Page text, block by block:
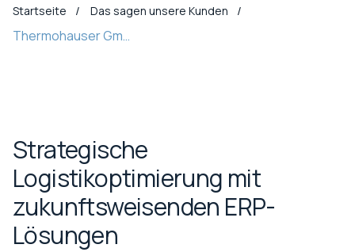
Startseite Das sagen unsere Kunden
Thermohauser GmbH
Strategische
Logistikoptimierung mit
zukunftsweisenden ERP-
Lösungen